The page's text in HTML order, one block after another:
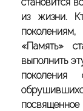
из жизни.
«Память»
выполнить